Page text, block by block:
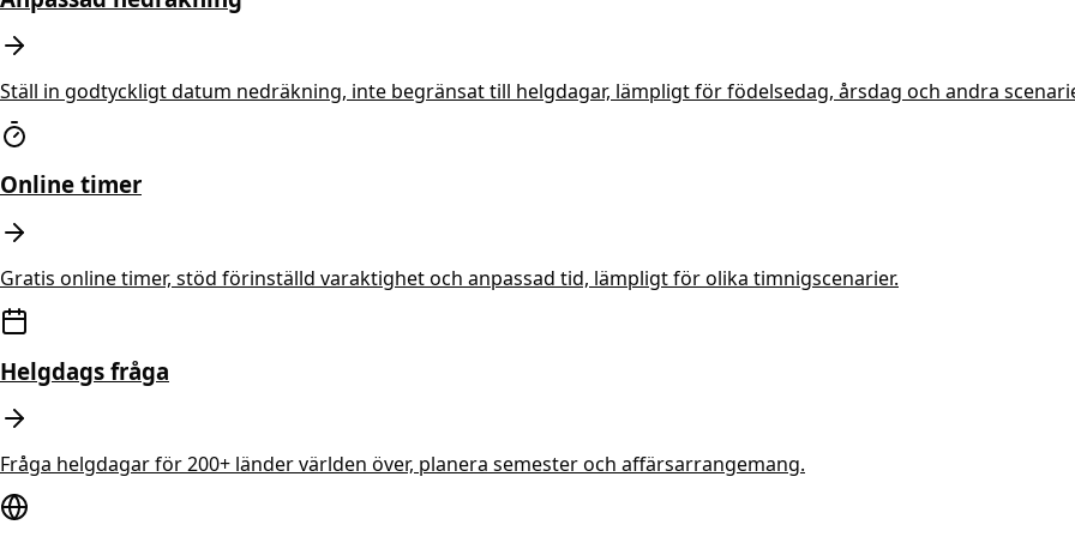
Ställ in godtyckligt datum nedräkning, inte begränsat till helgdagar, lämpligt för födelsedag, årsdag och andra
Online timer
Gratis online timer, stöd förinställd varaktighet och anpassad tid, lämpligt för olika timnigscenarier.
Helgdags fråga
Fråga helgdagar för 200+ länder världen över, planera semester och affärsarrangemang.